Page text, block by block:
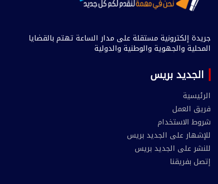
جريدة إلكترونية مستقلة على مدار الساعة تهتم بالقضايا
المحلية والجهوية والوطنية والدولية
الجديد بريس
الرئيسية
فريق العمل
شروط الاستخدام
للإشهار على الجديد بريس
للنشر على الجديد بريس
إتصل بفريقنا